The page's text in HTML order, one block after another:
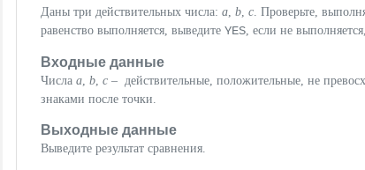
Даны три действительных числа: a, b, c. Проверьте,
равенство выполняется, выведите YES, если не
Входные данные
Числа a, b, c – действительные, положительные, не
знаками после точки.
Выходные данные
Выведите результат сравнения.